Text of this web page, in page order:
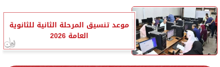
موعد تنسيق المرحلة الثانية للثانوية
العامة 2026